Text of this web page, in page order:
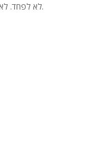
לא לפחד. לא מעצמכם. ולא מהשחקנים שלכם.